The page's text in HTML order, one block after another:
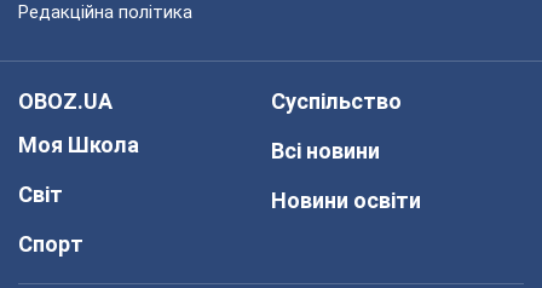
Редакційна політика
OBOZ.UA
Моя Школа
Світ
Спорт
Суспільство
Всі новини
Новини освіти